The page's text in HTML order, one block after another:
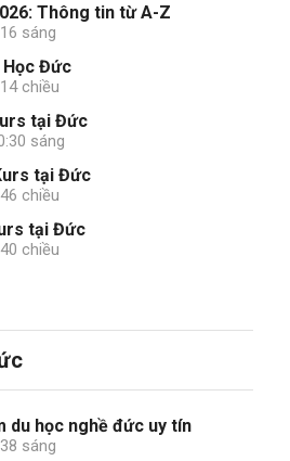
Thông tin từ A-Z
sáng
Học Đức
chiều
tại Đức
sáng
tại Đức
chiều
tại Đức
chiều
du học nghề đức uy tín
sáng